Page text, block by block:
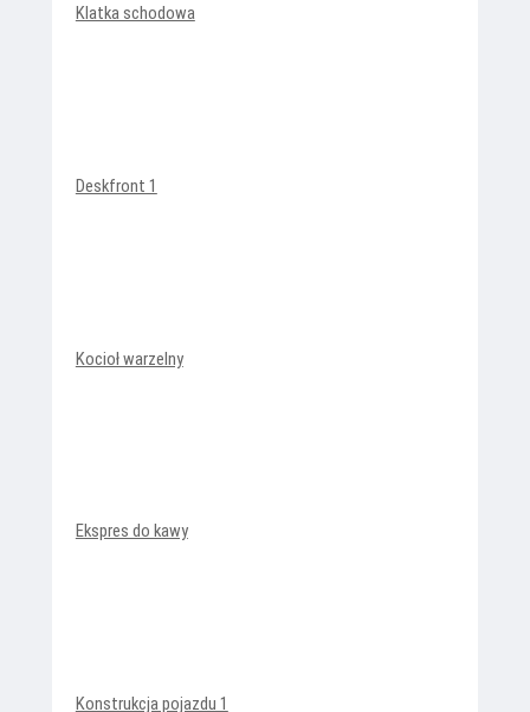
Klatka schodowa
Deskfront 1
Kocioł warzelny
Ekspres do kawy
Konstrukcja pojazdu 1